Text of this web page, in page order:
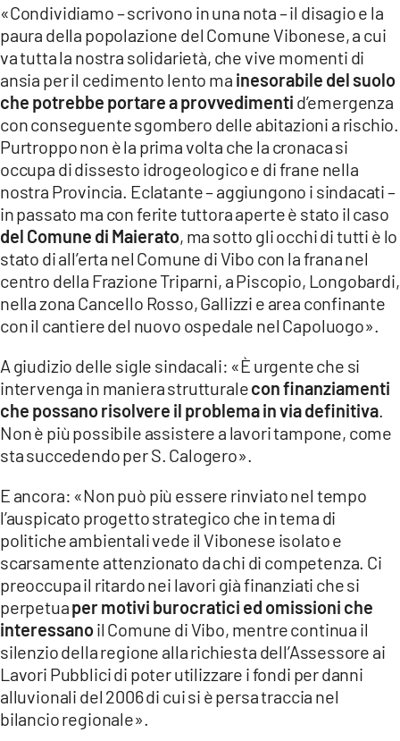
COSENZACHANNEL.IT
ILVIBONESE.IT
CATANZAROCHANNEL.IT
LACAPITALENEWS.IT
ANDROID
APPLE
«Condividiamo – scrivono in una nota – il disagio e la
paura della popolazione del Comune Vibonese, a cui
va tutta la nostra solidarietà, che vive momenti di
ansia per il cedimento lento ma inesorabile del suolo
che potrebbe portare a provvedimenti d’emergenza
con conseguente sgombero delle abitazioni a rischio.
Purtroppo non è la prima volta che la cronaca si
occupa di dissesto idrogeologico e di frane nella
nostra Provincia. Eclatante – aggiungono i sindacati –
in passato ma con ferite tuttora aperte è stato il caso
del Comune di Maierato, ma sotto gli occhi di tutti è lo
stato di all’erta nel Comune di Vibo con la frana nel
centro della Frazione Triparni, a Piscopio, Longobardi,
nella zona Cancello Rosso, Gallizzi e area confinante
con il cantiere del nuovo ospedale nel Capoluogo».
A giudizio delle sigle sindacali: «È urgente che si
intervenga in maniera strutturalecon finanziamenti
che possano risolvere il problema in via definitiva
Non è più possibile assistere a lavori tampone, come
sta succedendo per S. Calogero».
E ancora: «Non può più essere rinviato nel tempo
l’auspicato progetto strategico che in tema di
politiche ambientali vede il Vibonese isolato e
scarsamente attenzionato da chi di competenza. Ci
preoccupa il ritardo nei lavori già finanziati che si
perpetuaper motivi burocratici ed omissioni che
interessanoil Comune di Vibo, mentre continua il
silenzio della regione alla richiesta dell’Assessore ai
Lavori Pubblici di poter utilizzare i fondi per danni
alluvionali del 2006 di cui si è persa traccia nel
bilancio regionale».